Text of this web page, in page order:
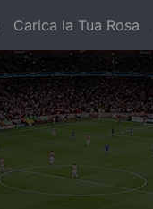
Carica la Tua Rosa